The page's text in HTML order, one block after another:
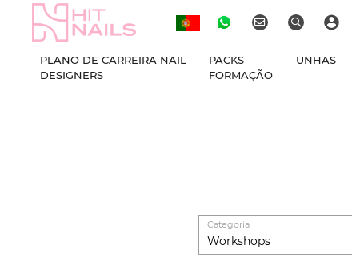
PLANO DE CARREIRA NAIL
DESIGNERS
PACKS
FORMAÇÃO
UNHAS
Categoria